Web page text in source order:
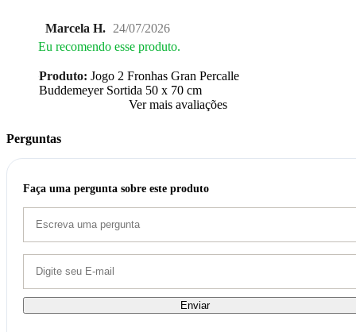
Marcela H. 24/07/2026
Eu recomendo esse produto.
Produto: Jogo 2 Fronhas Gran Percalle
Buddemeyer Sortida 50 x 70 cm
Ver mais avaliações
Perguntas
Faça uma pergunta sobre este produto
Enviar